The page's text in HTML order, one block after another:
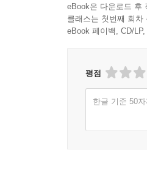
eBook은 다운로드 후
클래스는 첫번째 회
eBook 페이백, CD/
평점
한글 기준 50